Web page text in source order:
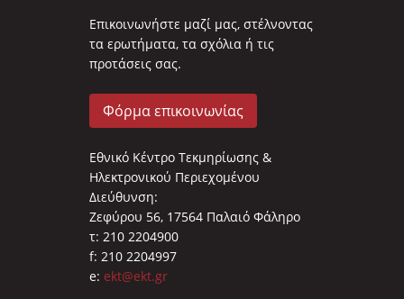
Επικοινωνήστε μαζί μας, στέλνοντας
τα ερωτήματα, τα σχόλια ή τις
προτάσεις σας.
Φόρμα επικοινωνίας
Εθνικό Κέντρο Τεκμηρίωσης &
Ηλεκτρονικού Περιεχομένου
Διεύθυνση:
Ζεφύρου 56, 17564 Παλαιό Φάληρο
τ: 210 2204900
f: 210 2204997
e: ekt@ekt.gr